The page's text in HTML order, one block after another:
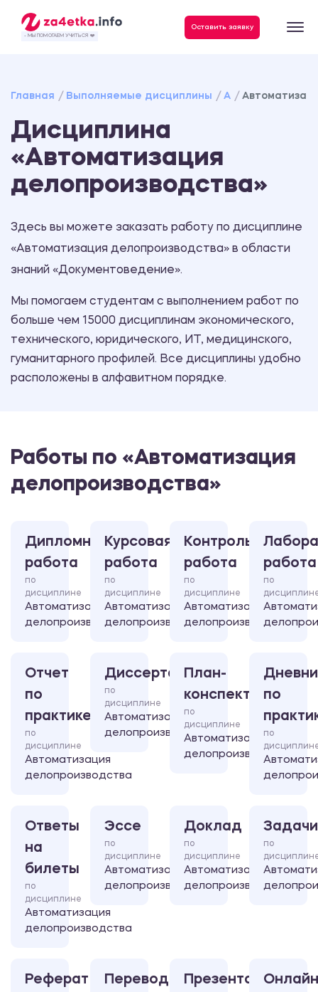
- МЫ ПОМОГАЕМ УЧИТЬСЯ ❤️
Оставить заявку
Главная Выполняемые дисциплины А
Дисциплина
«Автоматизация
делопроизводства»
Здесь вы можете заказать работу по дисциплине
«Автоматизация делопроизводства» в области
знаний «Документоведение».
Мы помогаем студентам с выполнением работ по
больше чем 15000 дисциплинам экономического,
технического, юридического, ИТ, медицинского,
гуманитарного профилей. Все дисциплины удобно
расположены в алфавитном порядке.
Работы по «Автоматизация
делопроизводства»
Дипломная
работа
по
дисциплине
Автоматизация
делопроизводства
Курсовая
работа
по
дисциплине
Автоматизация
делопроизводства
Контрольная
работа
по
дисциплине
Автоматизация
делопроизводства
работа
по
Отчет
по
практике
по
дисциплине
Автоматизация
делопроизводства
Диссертация
по
дисциплине
Автоматизация
делопроизводства
План-
конспект
по
дисциплине
Автоматизация
делопроизводства
по
по
Ответы
на
билеты
по
дисциплине
Автоматизация
делопроизводства
Эссе
по
дисциплине
Автоматизация
делопроизводства
Доклад
по
дисциплине
Автоматизация
делопроизводства
Задачи
по
Реферат Перевод Презентация